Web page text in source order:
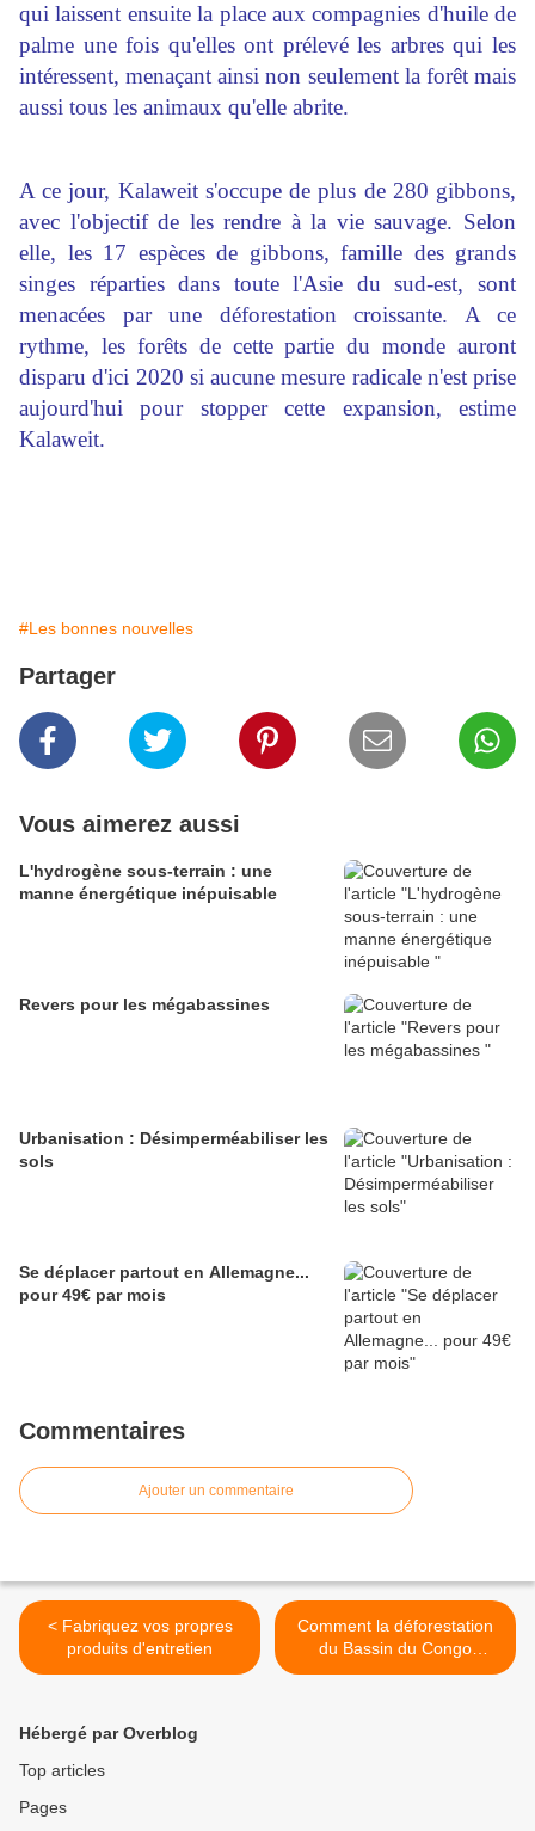
qui laissent ensuite la place aux compagnies d'huile de
palme une fois qu'elles ont prélevé les arbres qui les
intéressent, menaçant ainsi non seulement la forêt mais
aussi tous les animaux qu'elle abrite.
A ce jour, Kalaweit s'occupe de plus de 280 gibbons,
avec l'objectif de les rendre à la vie sauvage. Selon
elle, les 17 espèces de gibbons, famille des grands
singes réparties dans toute l'Asie du sud-est, sont
menacées par une déforestation croissante. A ce
rythme, les forêts de cette partie du monde auront
disparu d'ici 2020 si aucune mesure radicale n'est prise
aujourd'hui pour stopper cette expansion, estime
Kalaweit.
#Les bonnes nouvelles
Partager
Vous aimerez aussi
L'hydrogène sous-terrain : une
manne énergétique inépuisable
Revers pour les mégabassines
Urbanisation : Désimperméabiliser les
sols
Se déplacer partout en Allemagne...
pour 49€ par mois
Commentaires
Ajouter un commentaire
< Fabriquez vos propres
produits d'entretien
Comment la déforestation
du Bassin du Congo
aggrave la pauvreté >
Hébergé par Overblog
Top articles
Pages